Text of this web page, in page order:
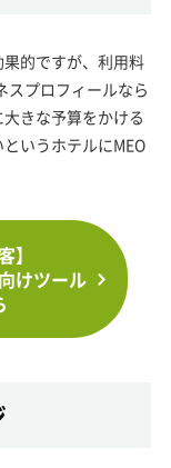
的ですが、利用料
スプロフィールなら
きな予算をかける
いうホテルにMEO
】
けツール